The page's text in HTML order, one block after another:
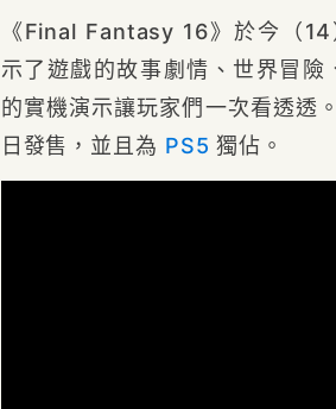
《Final Fantasy 16》於今（14
示了遊戲的故事劇情、世界冒
的實機演示讓玩家們一次看透
日發售，並且為 PS5 獨佔。